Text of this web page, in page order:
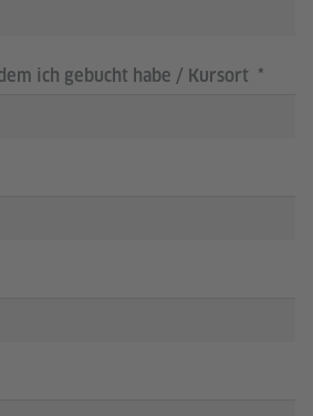
ich gebucht habe / Kursort